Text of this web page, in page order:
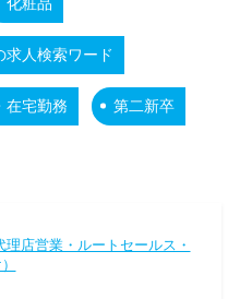
求人検索ワード
在宅勤務 第二新卒
理店営業・ルートセールス・